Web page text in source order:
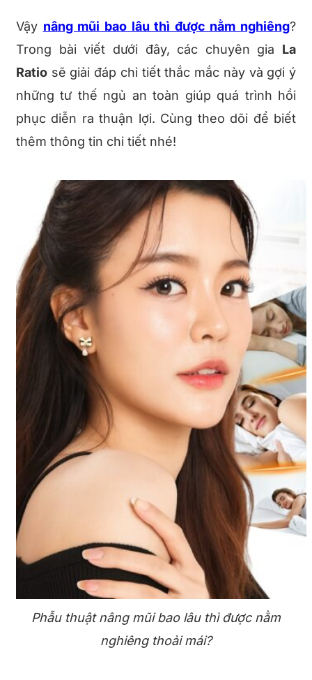
Vậy nâng mũi bao lâu thì được nằm nghiêng?
Trong bài viết dưới đây, các chuyên gia La
Ratio sẽ giải đáp chi tiết thắc mắc này và gợi ý
những tư thế ngủ an toàn giúp quá trình hồi
phục diễn ra thuận lợi. Cùng theo dõi để biết
thêm thông tin chi tiết nhé!
Phẫu thuật nâng mũi bao lâu thì được nằm
nghiêng thoải mái?